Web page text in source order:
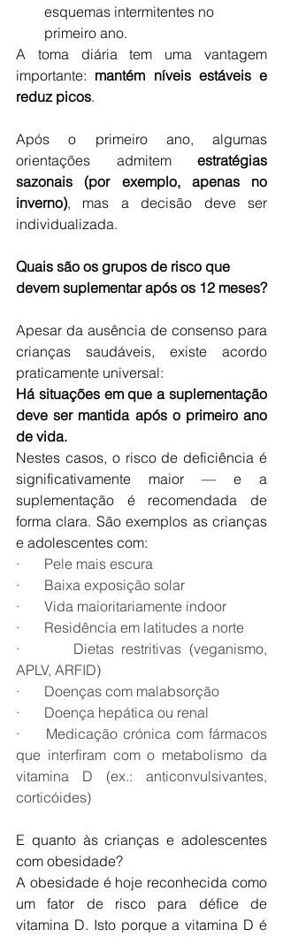
esquemas intermitentes no
primeiro ano.
A toma diária tem uma vantagem
importante: mantém níveis estáveis e
reduz picos.
Após o primeiro ano, algumas
orientações admitem estratégias
sazonais (por exemplo, apenas no
inverno), mas a decisão deve ser
individualizada.
Quais são os grupos de risco que
devem suplementar após os 12 meses?
Apesar da ausência de consenso para
crianças saudáveis, existe acordo
praticamente universal:
Há situações em que a suplementação
deve ser mantida após o primeiro ano
de vida.
Nestes casos, o risco de deficiência é
significativamente maior — e a
suplementação é recomendada de
forma clara. São exemplos as crianças
e adolescentes com:
·       Pele mais escura
·       Baixa exposição solar
·       Vida maioritariamente indoor
·       Residência em latitudes a norte
·       Dietas restritivas (veganismo,
APLV, ARFID)
·       Doenças com malabsorção
·       Doença hepática ou renal
·     Medicação crónica com fármacos
que interfiram com o metabolismo da
vitamina D (ex.: anticonvulsivantes,
corticóides)
E quanto às crianças e adolescentes
com obesidade?
A obesidade é hoje reconhecida como
um fator de risco para défice de
vitamina D. Isto porque a vitamina D é